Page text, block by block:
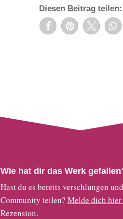
Diesen Beitrag teilen:
Wie hat dir das Werk
Hast du es bereits verschlungen
Community teilen? Melde dich hier
Rezension.